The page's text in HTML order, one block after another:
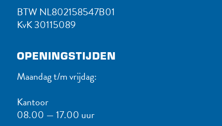
BTW NL802158547B01
KvK 30115089
OPENINGSTIJDEN
Maandag t/m vrijdag:
Kantoor
08.00 — 17.00 uur